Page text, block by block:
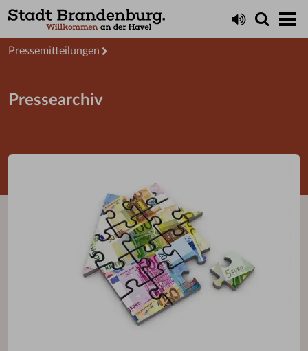
Presseservice
Pressemitteilungen
Pressearchiv